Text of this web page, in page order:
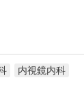
内視鏡内科